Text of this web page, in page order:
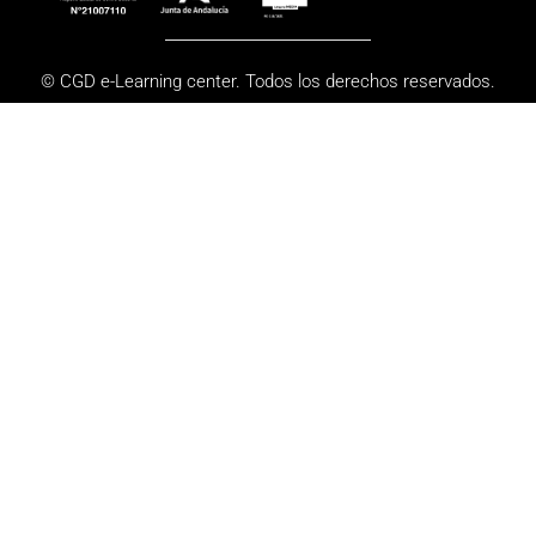
© CGD e-Learning center. Todos los derechos reservados.